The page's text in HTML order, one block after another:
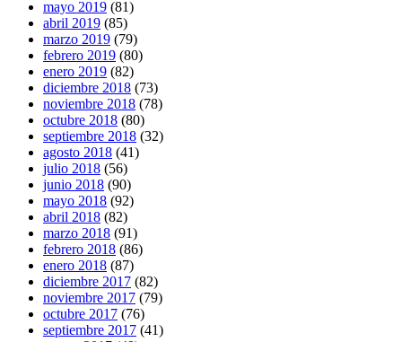
mayo 2019 (81)
abril 2019 (85)
marzo 2019 (79)
febrero 2019 (80)
enero 2019 (82)
diciembre 2018 (73)
noviembre 2018 (78)
octubre 2018 (80)
septiembre 2018 (32)
agosto 2018 (41)
julio 2018 (56)
junio 2018 (90)
mayo 2018 (92)
abril 2018 (82)
marzo 2018 (91)
febrero 2018 (86)
enero 2018 (87)
diciembre 2017 (82)
noviembre 2017 (79)
octubre 2017 (76)
septiembre 2017 (41)